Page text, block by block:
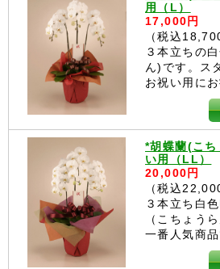
用（L）
17,000円
（税込
３本立ちの
ん)です。ス
お祝い用に
*胡蝶蘭(こ
い用（LL）
20,000円
（税込
３本立ち白
（こちょう
一番人気商品